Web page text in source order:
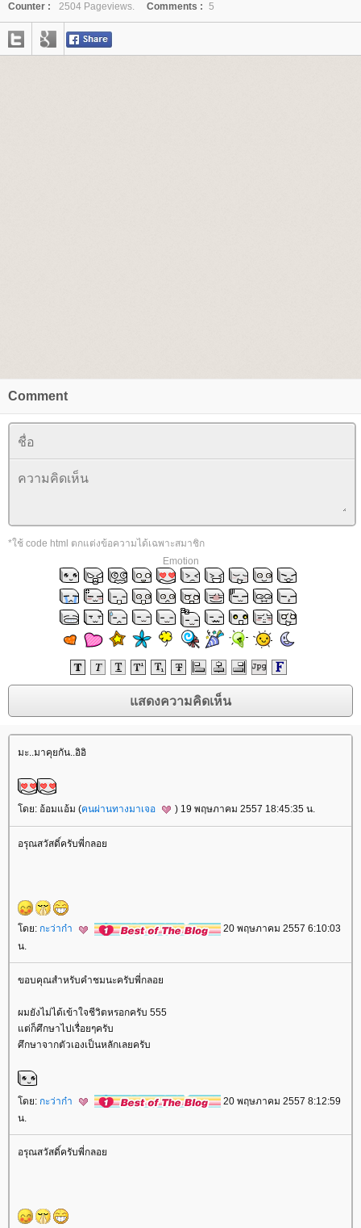
Counter :
2504 Pageviews. Comments : 5
Comment
*ใช้ code html ตกแต่งข้อความได้เฉพาะสมาชิก
Emotion
มะ..มาคุยกัน..อิอิ
ดย: อ้อมแอ้ม (คนผ่านทางมาเจอ ) 19 พฤษภาคม 2557 18:45:35 น.
อรุณสวัสดิ์ครับพี่กลอ
ดย: กะว่าก๋า
20 พฤษภาคม 2557 6:10:03
น.
ขอบคุณสำหรับคำชมนะครับพี่กลอ
ผมยังไม่ได้เข้าใจชีวิตหรอกครับ 555
ต่ก็ศึกษาไปเรื่อยๆครับ
ศึกษาจากตัวเองเป็นหลักเลยครับ
ดย: กะว่าก๋า
20 พฤษภาคม 2557 8:12:59
น.
อรุณสวัสดิ์ครับพี่กลอ